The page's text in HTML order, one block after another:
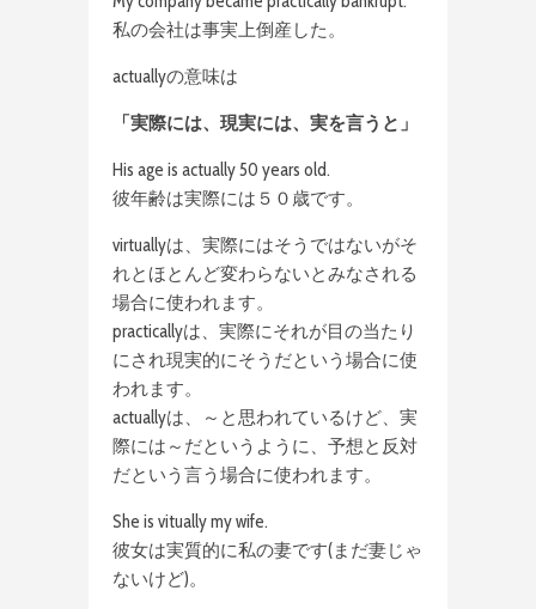
私の会社は事実上倒産した。
actuallyの意味は
「実際には、現実には、実を言うと」
His age is actually 50 years old.
彼年齢は実際には５０歳です。
virtuallyは、実際にはそうではないがそ
れとほとんど変わらないとみなされる
場合に使われます。
practicallyは、実際にそれが目の当たり
にされ現実的にそうだという場合に使
われます。
actuallyは、～と思われているけど、実
際には～だというように、予想と反対
だという言う場合に使われます。
She is vitually my wife.
彼女は実質的に私の妻です(まだ妻じゃ
ないけど)。